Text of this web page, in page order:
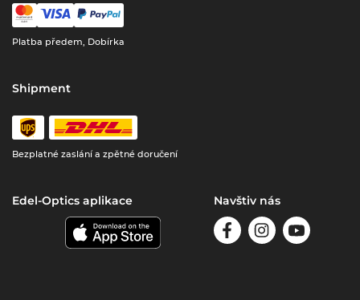
Platba předem, Dobírka
Shipment
Bezplatné zaslání a zpětné doručení
Edel-Optics aplikace Navštiv nás